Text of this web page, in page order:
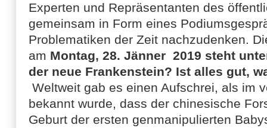
Experten und Repräsentanten des
gemeinsam in Form eines
Problematiken der Zeit nachzudenken.
am Montag, 28. Jänner 2019 steht
der neue Frankenstein? Ist alles gut,
Weltweit gab es einen Aufschrei, als im
bekannt wurde, dass der chinesische
Geburt der ersten genmanipulierten